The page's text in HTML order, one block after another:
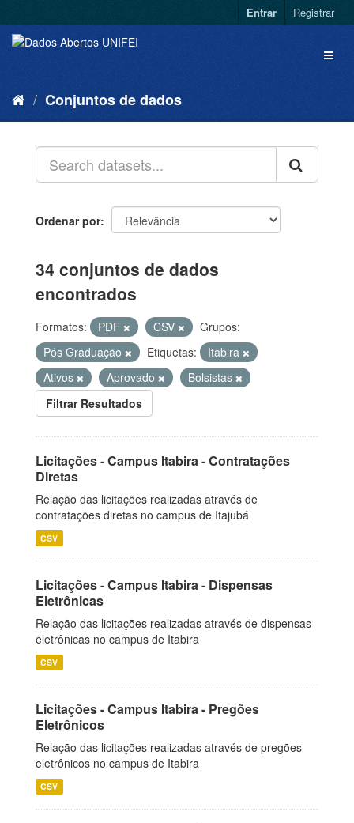
Entrar Registrar
Conjuntos de dados
Ordenar por
34 conjuntos de dados
encontrados
Formatos: PDF CSV
Grupos:
Pós Graduação
Etiquetas:
Itabira
Ativos
Aprovado
Bolsistas
Filtrar Resultados
Licitações - Campus Itabira - Contratações
Diretas
Relação das licitações realizadas através de
contratações diretas no campus de Itajubá
CSV
Licitações - Campus Itabira - Dispensas
Eletrônicas
Relação das licitações realizadas através de dispensas
eletrônicas no campus de Itabira
CSV
Licitações - Campus Itabira - Pregões
Eletrônicos
Relação das licitações realizadas através de pregões
eletrônicos no campus de Itabira
CSV